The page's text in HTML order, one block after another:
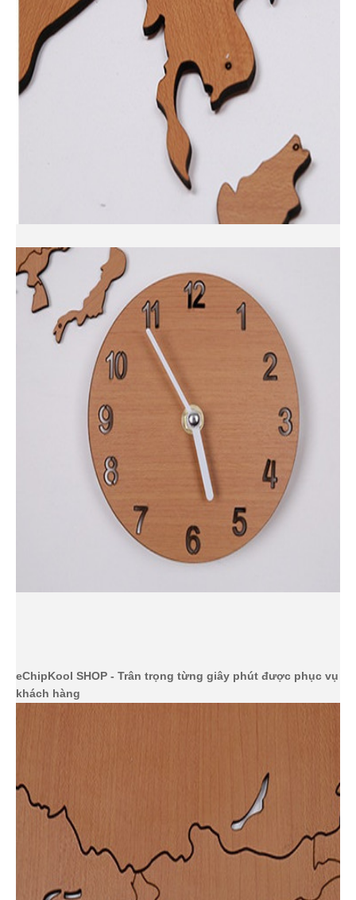
eChipKool SHOP - Trân trọng từng giây phút được phục vụ
khách hàng